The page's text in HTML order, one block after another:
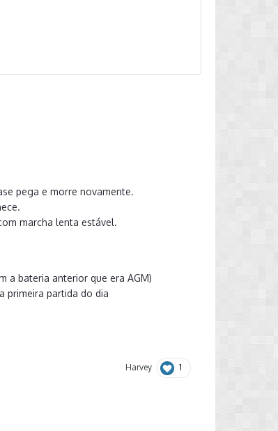
pega e morre novamente.
marcha lenta estável.
a bateria anterior que era AGM)
primeira partida do dia
Harvey 1